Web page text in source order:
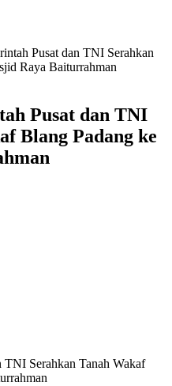
Pusat dan TNI Serahkan
Raya Baiturrahman
Pusat dan TNI
Blang Padang ke
TNI Serahkan Tanah Wakaf